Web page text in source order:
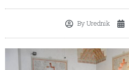
ByUrednik